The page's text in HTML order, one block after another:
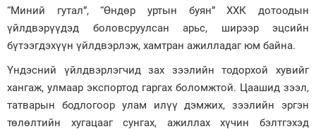
“Миний гутал”, “Өндөр уртын буян” ХХК дотоодын
үйлдвэрүүдэд боловсруулсан арьс, ширээр эцсийн
бүтээгдэхүүн үйлдвэрлэж, хамтран ажилладаг юм байна.
Үндэсний үйлдвэрлэгчид зах зээлийн тодорхой хувийг
хангаж, улмаар экспортод гаргах боломжтой. Цаашид зээл,
татварын бодлогоор улам илүү дэмжих, зээлийн эргэн
төлөлтийн хугацааг сунгах, ажиллах хүчин бэлтгэхэд